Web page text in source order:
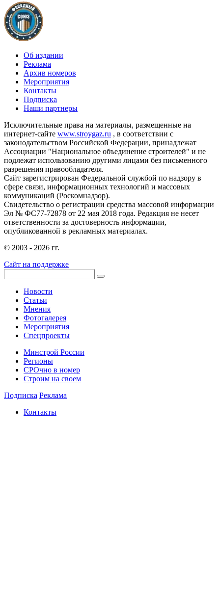
Об издании
Реклама
Архив номеров
Мероприятия
Контакты
Подписка
Наши партнеры
Исключительные права на материалы, размещенные на
интернет-сайте www.stroygaz.ru , в соответствии с
законодательством Российской Федерации, принадлежат
Ассоциации "Национальное объединение строителей" и не
подлежат использованию другими лицами без письменного
разрешения правообладателя.
Сайт зарегистрирован Федеральной службой по надзору в
сфере связи, информационных технологий и массовых
коммуникаций (Роскомнадзор).
Свидетельство о регистрации средства массовой информации
Эл № ФС77-72878 от 22 мая 2018 года. Редакция не несет
ответственности за достоверность информации,
опубликованной в рекламных материалах.
© 2003 - 2026 гг.
Сайт на поддержке
Новости
Статьи
Мнения
Фотогалерея
Мероприятия
Спецпроекты
Минстрой России
Регионы
СРОчно в номер
Строим на своем
Подписка Реклама
Контакты